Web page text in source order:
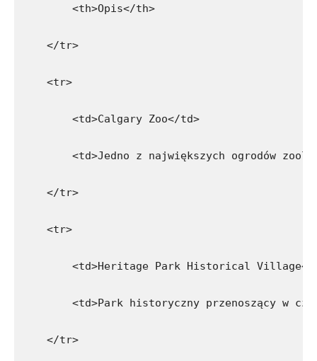
        <th>Opis</th>
    </tr>
    <tr>
        <td>Calgary Zoo</td>
<td>Jedno z największych ogrodów
    </tr>
    <tr>
<td>Heritage Park Historical Village</
<td>Park historyczny przenoszący w
    </tr>